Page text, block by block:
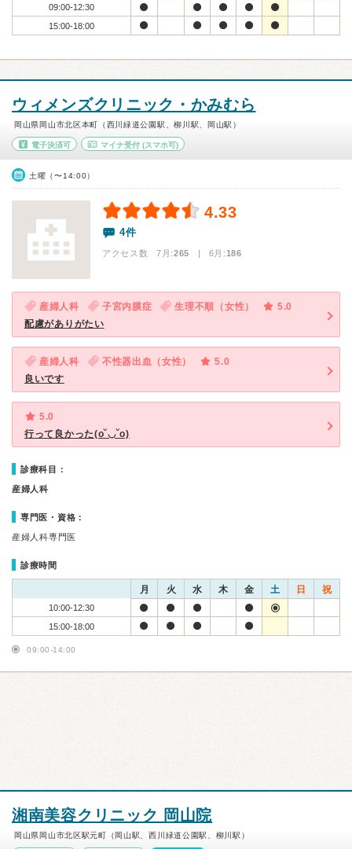
09:00-12:30
15:00-18:00
ウィメンズクリニック・かみむら
岡山県岡山市北区本町（西川緑道公園駅、柳川駅、岡山駅）
電子決済可 マイナ受付(スマホ可)
土曜（〜14:00）
4.33
4件
アクセス数 7月:265 | 6月:186
産婦人科 子宮内膜症 生理不順（女性）
5.0
配慮がありがたい
産婦人科 不性器出血（女性）
5.0
良いです
5.0
行って良かった(o˘◡˘o)
診療科目：
産婦人科
専門医・資格：
産婦人科専門医
診療時間
月 火 水 木 金 土 日 祝
10:00-12:30
15:00-18:00
09:00-14:00
湘南美容クリニック 岡山院
岡山県岡山市北区駅元町（岡山駅、西川緑道公園駅、柳川駅）